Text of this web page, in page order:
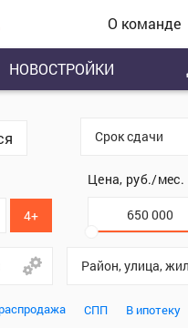
О команде
НОВОСТРОЙКИ
Срок сдачи
4+
Цена, руб./мес.
Район, улица,
СПП В ипотеку